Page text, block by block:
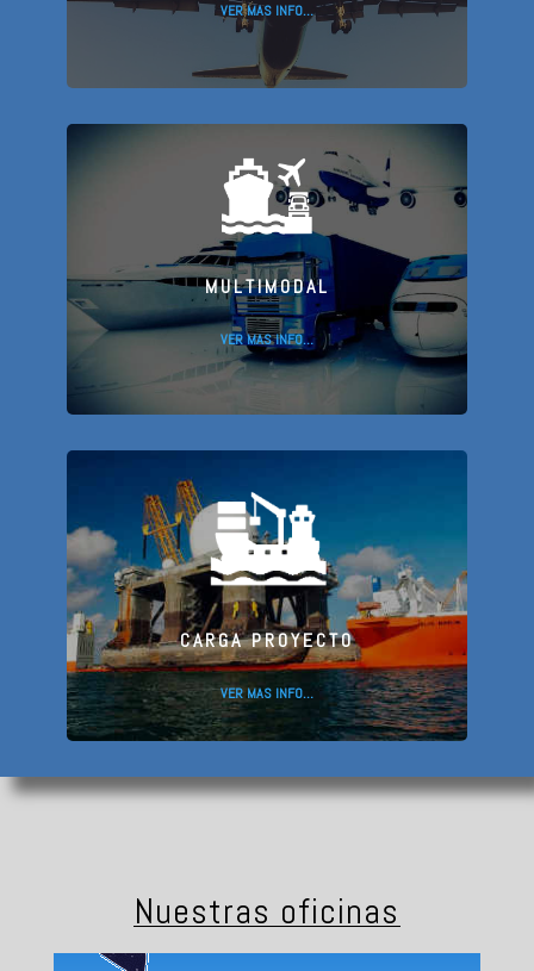
VER MAS INFO…
MULTIMODAL
VER MAS INFO…
CARGA PROYECTO
VER MAS INFO…
Nuestras oficinas